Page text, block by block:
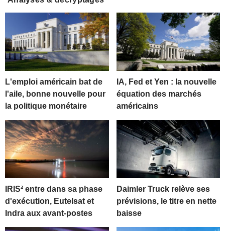
L'emploi américain bat de
l'aile, bonne nouvelle pour
la politique monétaire
IA, Fed et Yen : la nouvelle
équation des marchés
américains
IRIS² entre dans sa phase
d'exécution, Eutelsat et
Indra aux avant-postes
Daimler Truck relève ses
prévisions, le titre en nette
baisse